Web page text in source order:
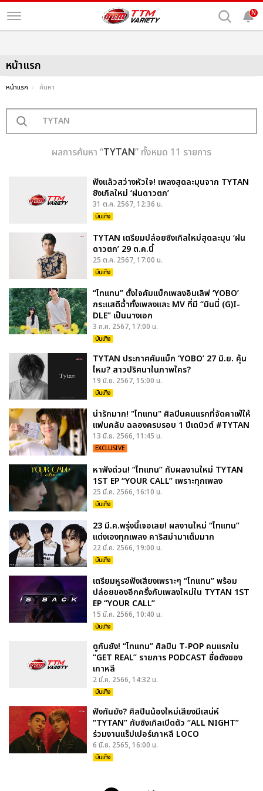
N
หน้าแรก
หน้าแรก ค้นหา
ผลการค้นหา “TYTAN” ทั้งหมด 11 รายการ
ฟังแล้วสว่างหัวใจ! เพลงสุดละมุนจาก TYTAN
ซิงเกิลใหม่ ‘ฝนดาวตก’
31 ต.ค. 2567, 12:36 น.
บันเทิง
TYTAN เตรียมปล่อยซิงเกิลใหม่สุดละมุน ‘ฝน
ดาวตก’ 29 ต.ค.นี้
25 ต.ค. 2567, 17:00 น.
บันเทิง
“ไทแทน” ตั้งใจคัมแบ็กเพลงอินเลิฟ ‘YOBO’
กระแสดีฉ่ำทั้งเพลงและ MV ที่มี “มินนี่ (G)I-
DLE” เป็นนางเอก
3 ก.ค. 2567, 17:00 น.
บันเทิง
TYTAN ประกาศคัมแบ็ก ‘YOBO’ 27 มิ.ย. คุ้น
ไหม? สาวปริศนาในภาพใคร?
19 มิ.ย. 2567, 15:00 น.
บันเทิง
น่ารักมาก! "ไทแทน" ศิลปินคนแรกที่จัดคาเฟ่ให้
แฟนคลับ ฉลองครบรอบ 1 ปีเดบิวต์ #TYTAN
13 มิ.ย. 2566, 11:45 น.
EXCLUSIVE
หาฟังด่วน! “ไทแทน” กับผลงานใหม่ TYTAN
1ST EP “YOUR CALL” เพราะทุกเพลง
25 มี.ค. 2566, 16:10 น.
บันเทิง
23 มี.ค.พรุ่งนี้เจอเลย! ผลงานใหม่ “ไทแทน”
แต่งเองทุกเพลง คาริสม่ามาเต็มมาก
22 มี.ค. 2566, 19:00 น.
บันเทิง
เตรียมหูรอฟังเสียงเพราะๆ “ไทแทน” พร้อม
ปล่อยของอีกครั้งกับเพลงใหม่ใน TYTAN 1ST
EP “YOUR CALL”
15 มี.ค. 2566, 10:40 น.
บันเทิง
ดูกันยัง! “ไทแทน” ศิลปิน T-POP คนแรกใน
“GET REAL” รายการ PODCAST ชื่อดังของ
เกาหลี
2 มี.ค. 2566, 14:32 น.
บันเทิง
ฟังกันยัง? ศิลปินน้องใหม่เสียงมีเสน่ห์
“TYTAN” กับซิงเกิลเปิดตัว “ALL NIGHT”
ร่วมงานแร็ปเปอร์เกาหลี LOCO
6 มิ.ย. 2565, 16:00 น.
บันเทิง